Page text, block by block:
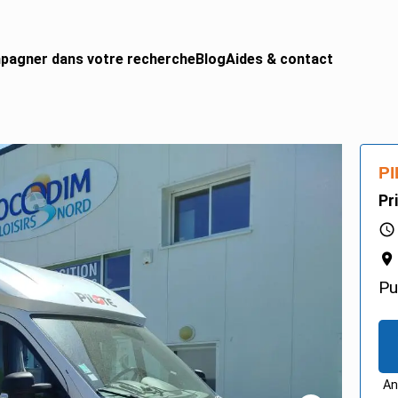
CAR
aménagé
car
car pro
dans votre rechercheBlogAides & contact